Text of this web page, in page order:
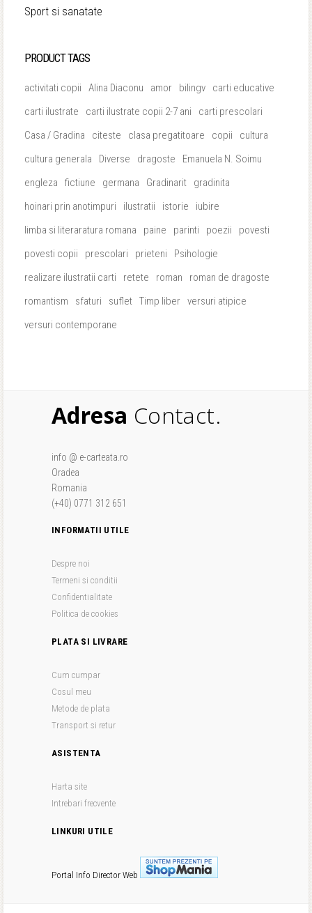
Sport si sanatate
PRODUCT TAGS
activitati copii Alina Diaconu amor bilingv
carti educative
carti ilustrate
carti ilustrate copii 2-7 ani
carti prescolari
Casa / Gradina
citeste clasa pregatitoare copii
cultura
cultura generala
Diverse dragoste
Emanuela N. Soimu
engleza
fictiune germana Gradinarit
gradinita
hoinari prin anotimpuri
ilustratii istorie
iubire
limba si literaratura romana
paine parinti poezii
povesti
povesti copii
prescolari prieteni
Psihologie
realizare ilustratii carti
retete roman
roman de dragoste
romantism
sfaturi suflet Timp liber versuri atipice
versuri contemporane
Adresa Contact.
info @ e-carteata.ro
Oradea
Romania
(+40) 0771 312 651
INFORMATII UTILE
Despre noi
Termeni si conditii
Confidentialitate
Politica de cookies
PLATA SI LIVRARE
Cum cumpar
Cosul meu
Metode de plata
Transport si retur
ASISTENTA
Harta site
Intrebari frecvente
LINKURI UTILE
Portal Info Director Web